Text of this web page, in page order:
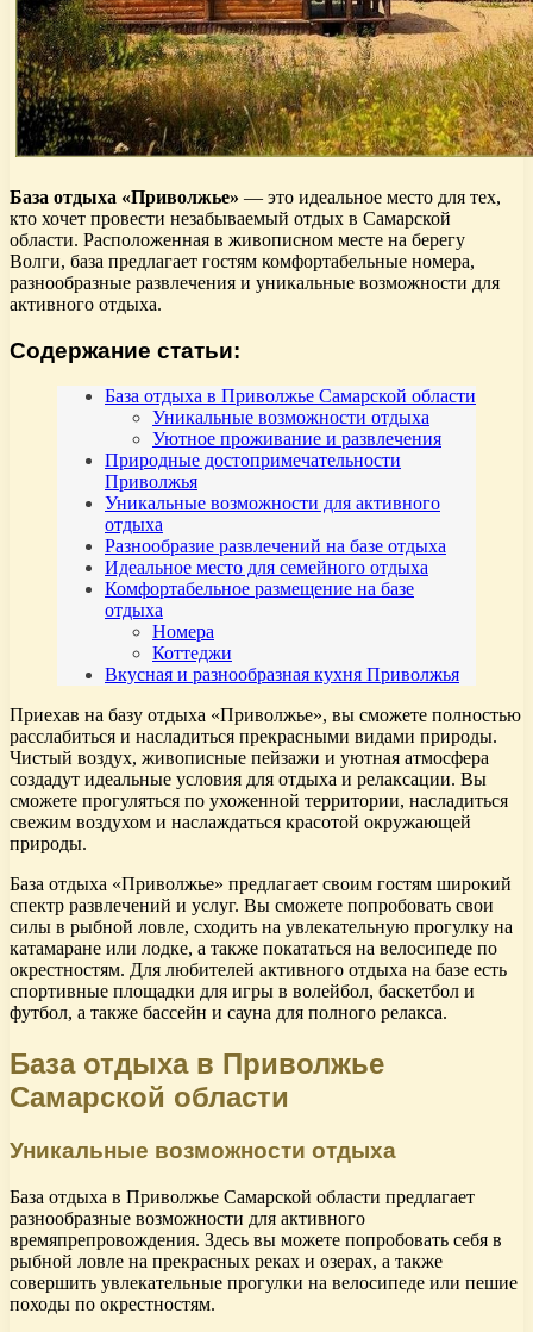
База отдыха «Приволжье» — это идеальное место для тех,
кто хочет провести незабываемый отдых в Самарской
области. Расположенная в живописном месте на берегу
Волги, база предлагает гостям комфортабельные номера,
разнообразные развлечения и уникальные возможности для
активного отдыха.
Содержание статьи:
База отдыха в Приволжье Самарской области
Уникальные возможности отдыха
Уютное проживание и развлечения
Природные достопримечательности
Приволжья
Уникальные возможности для активного
отдыха
Разнообразие развлечений на базе отдыха
Идеальное место для семейного отдыха
Комфортабельное размещение на базе
отдыха
Номера
Коттеджи
Вкусная и разнообразная кухня Приволжья
Приехав на базу отдыха «Приволжье», вы сможете полностью
расслабиться и насладиться прекрасными видами природы.
Чистый воздух, живописные пейзажи и уютная атмосфера
создадут идеальные условия для отдыха и релаксации. Вы
сможете прогуляться по ухоженной территории, насладиться
свежим воздухом и наслаждаться красотой окружающей
природы.
База отдыха «Приволжье» предлагает своим гостям широкий
спектр развлечений и услуг. Вы сможете попробовать свои
силы в рыбной ловле, сходить на увлекательную прогулку на
катамаране или лодке, а также покататься на велосипеде по
окрестностям. Для любителей активного отдыха на базе есть
спортивные площадки для игры в волейбол, баскетбол и
футбол, а также бассейн и сауна для полного релакса.
База отдыха в Приволжье
Самарской области
Уникальные возможности отдыха
База отдыха в Приволжье Самарской области предлагает
разнообразные возможности для активного
времяпрепровождения. Здесь вы можете попробовать себя в
рыбной ловле на прекрасных реках и озерах, а также
совершить увлекательные прогулки на велосипеде или пешие
походы по окрестностям.